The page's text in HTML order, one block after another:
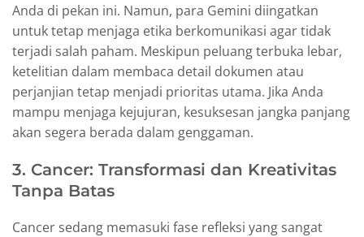
Anda di pekan ini. Namun, para Gemini diingatkan
untuk tetap menjaga etika berkomunikasi agar tidak
terjadi salah paham. Meskipun peluang terbuka lebar,
ketelitian dalam membaca detail dokumen atau
perjanjian tetap menjadi prioritas utama. Jika Anda
mampu menjaga kejujuran, kesuksesan jangka panjang
akan segera berada dalam genggaman.
3. Cancer: Transformasi dan Kreativitas
Tanpa Batas
Cancer sedang memasuki fase refleksi yang sangat